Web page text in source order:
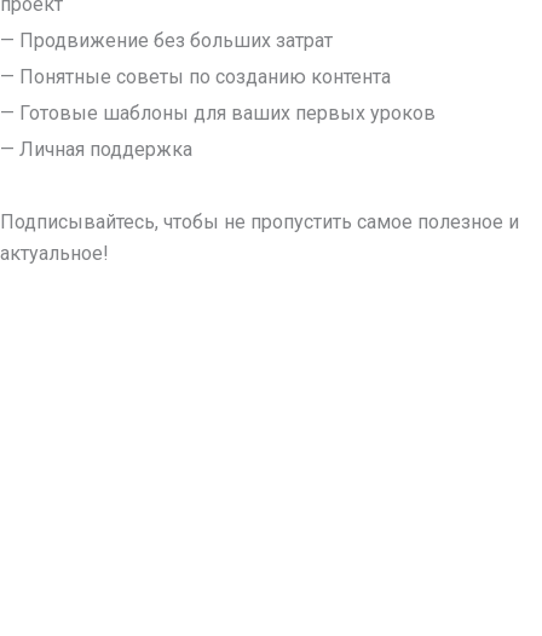
— Продвижение без больших затрат
— Понятные советы по созданию контента
— Готовые шаблоны для ваших первых уроков
— Личная поддержка
Подписывайтесь, чтобы не пропустить самое полезное и
актуальное!